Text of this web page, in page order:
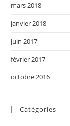
mars 2018
janvier 2018
juin 2017
février 2017
octobre 2016
Catégories